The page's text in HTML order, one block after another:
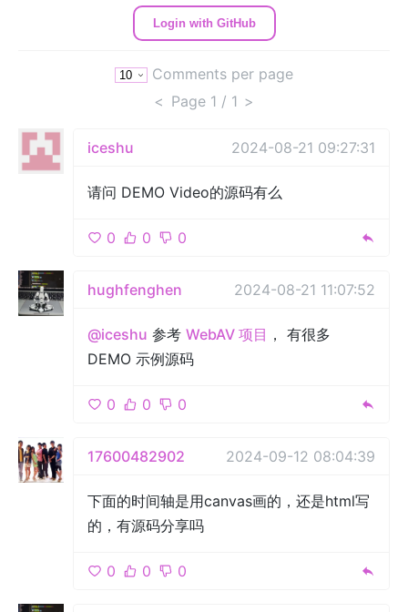
Login with GitHub
Comments per page
< Page 1 / 1 >
iceshu 2024-08-21 09:27:31
请问 DEMO Video的源码有么
0 0 0
hughfenghen 2024-08-21 11:07:52
@iceshu 参考 WebAV 项目 ， 有很多
DEMO 示例源码
0 0 0
17600482902 2024-09-12 08:04:39
下面的时间轴是用canvas画的，还是html写
的，有源码分享吗
0 0 0